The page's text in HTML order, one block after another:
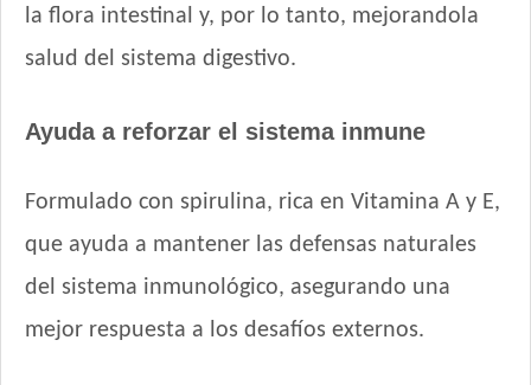
Nutrique Large Young Adult Dog
Nutrique Medium Young Adult Dog
Odwalla Perro Adulto
Old Prince Equilibrium Perro Adulto Medianos y Grandes
Old Prince Premium Adultos
Old Prince Premium Adultos Cordero y Arroz
Naturales
la flora intestinal y, por lo tanto, mejorandola
salud del sistema digestivo.
Ayuda a reforzar el sistema inmune
Formulado con spirulina, rica en Vitamina A y E,
que ayuda a mantener las defensas naturales
del sistema inmunológico, asegurando una
mejor respuesta a los desafíos externos.